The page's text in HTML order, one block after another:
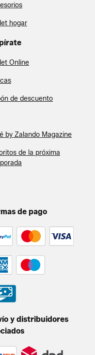
hogar
Online
de descuento
by Zalando Magazine
de la próxima
de pago
y distribuidores